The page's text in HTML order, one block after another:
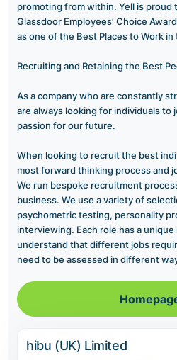
promoting from within. Yell is proud
Glassdoor Employees’ Choice
as one of the Best Places to Work in
Recruiting and Retaining the Best
As a company who are constantly
are always looking for individuals to
passion for our future.
When looking to recruit the best
most forward thinking process and
We run bespoke recruitment
business. We use a variety of
psychometric testing, personality
interviewing. Each role has a
understand that different jobs
need to be assessed in different
hibu (UK) Limited